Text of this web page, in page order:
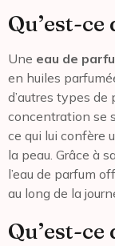
Qu’est-
Une eau de
en huiles
d’autres types de
concentration se
ce qui lui confère
la peau. Grâce à
l’eau de parfum
au long de la
Qu’est-ce